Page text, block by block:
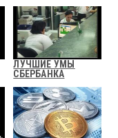
ЛУЧШИЕ УМЫ
СБЕРБАНКА